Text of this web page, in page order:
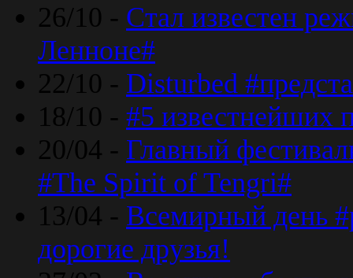
26/10 - Стал известен
Ленноне#
22/10 - Disturbed
18/10 - #5 известнейших
20/04 - Главный
#The Spirit of Tengri#
13/04 - Всемирный день
дорогие друзья!